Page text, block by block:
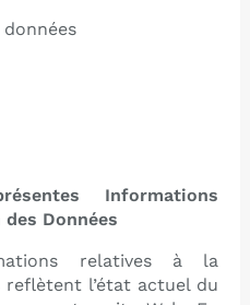
Informations
Données
relatives à la
l’état actuel du